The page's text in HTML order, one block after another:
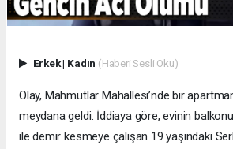
Erkek| Kadın (Haberi Sesli Oku)
Olay, Mahmutlar Mahallesi’nde bir
meydana geldi. İddiaya göre, evinin
ile demir kesmeye çalışan 19 yaşındaki